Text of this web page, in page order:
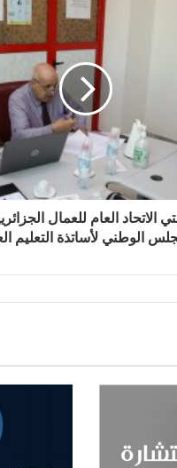
الاتحاد العام للعمال
الوطني لأساتذة التعليم